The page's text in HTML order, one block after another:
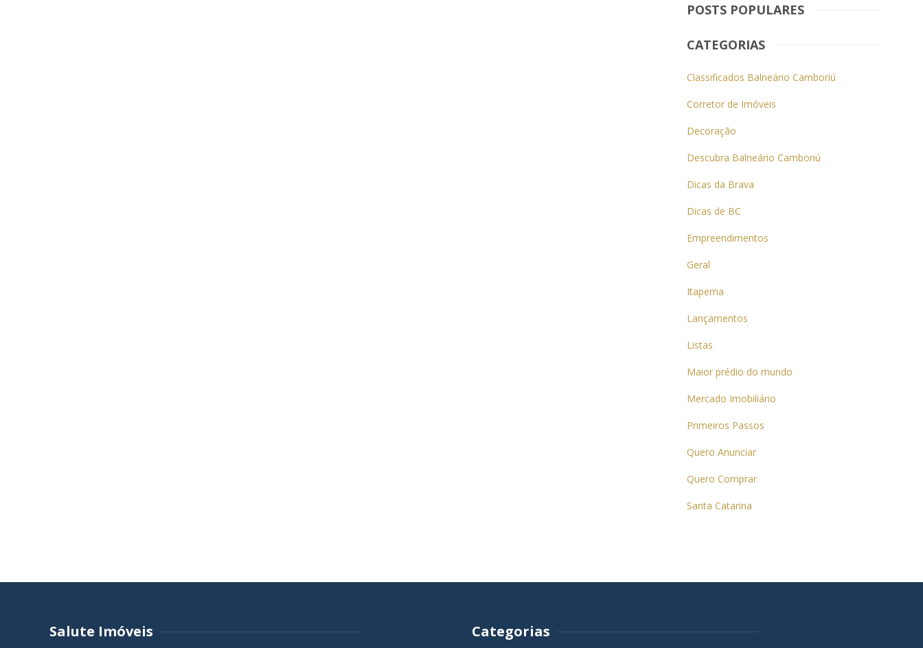
POSTS POPULARES
CATEGORIAS
Classificados Balneário Camboriú
Corretor de Imóveis
Decoração
Descubra Balneário Camboriú
Dicas da Brava
Dicas de BC
Empreendimentos
Geral
Itapema
Lançamentos
Listas
Maior prédio do mundo
Mercado Imobiliário
Primeiros Passos
Quero Anunciar
Quero Comprar
Santa Catarina
Salute Imóveis Categorias